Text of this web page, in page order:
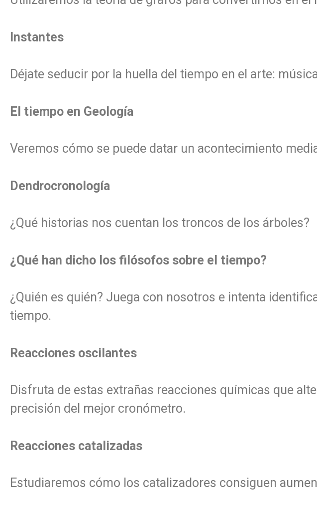
Instantes
Déjate seducir por la huella del tiempo en el arte:
El tiempo en Geología
Veremos cómo se puede datar un acontecimiento
Dendrocronología
¿Qué historias nos cuentan los troncos de los árboles?
¿Qué han dicho los filósofos sobre el tiempo?
¿Quién es quién? Juega con nosotros e intenta
tiempo.
Reacciones oscilantes
Disfruta de estas extrañas reacciones químicas que
precisión del mejor cronómetro.
Reacciones catalizadas
Estudiaremos cómo los catalizadores consiguen